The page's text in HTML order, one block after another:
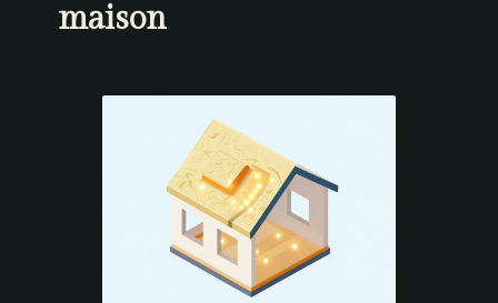
maison